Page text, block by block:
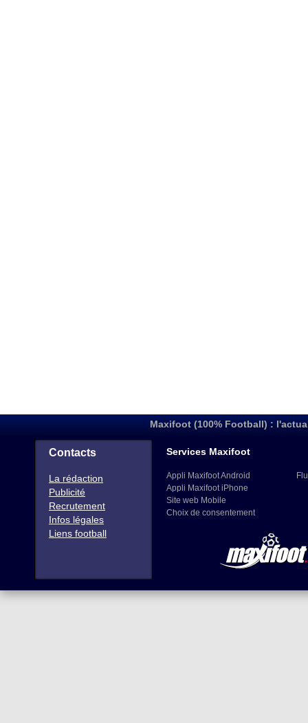
Maxifoot (100% Football) :
Contacts
La rédaction
Publicité
Recrutement
Infos légales
Liens football
Services Maxifoot
Appli Maxifoot Android
Appli Maxifoot iPhone
Site web Mobile
Choix de consentement